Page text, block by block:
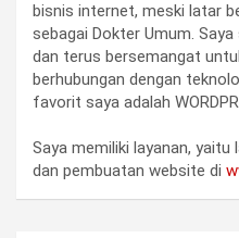
bisnis internet, meski latar
sebagai Dokter Umum.
dan terus bersemangat
berhubungan dengan
favorit saya adalah
Saya memiliki layanan,
dan pembuatan website di